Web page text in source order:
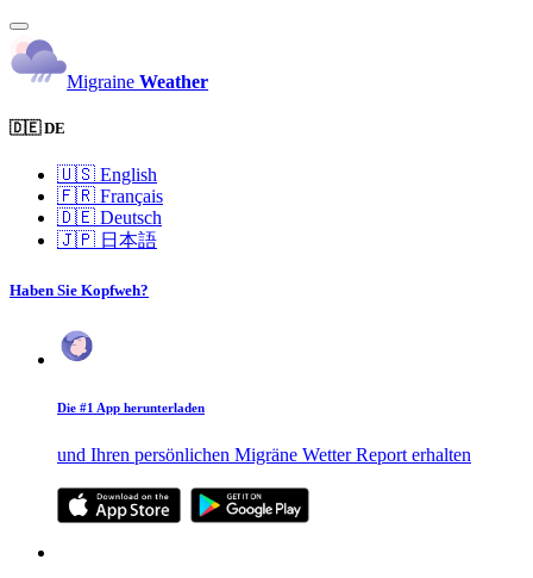
Migraine Weather
🇩🇪 DE
🇺🇸 English
🇫🇷 Français
🇩🇪 Deutsch
🇯🇵 日本語
Haben Sie Kopfweh?
Die #1 App herunterladen
und Ihren persönlichen Migräne Wetter Report erhalten